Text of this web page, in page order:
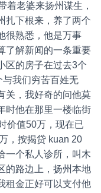
着老婆来扬州谋生，
扎下根来，养了两个
熟悉，他是万事
了解新闻的一条重要
区的房子在过去3个
与我们穷苦百姓无
，我好奇的问他莫
他在那里一楼临街
价值50万，现在已
按揭贷 kuan 20
一个私人诊所，叫木
的路边上，扬州本地
金正好可以支付他